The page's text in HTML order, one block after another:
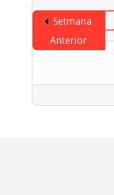
Setmana
Anterior